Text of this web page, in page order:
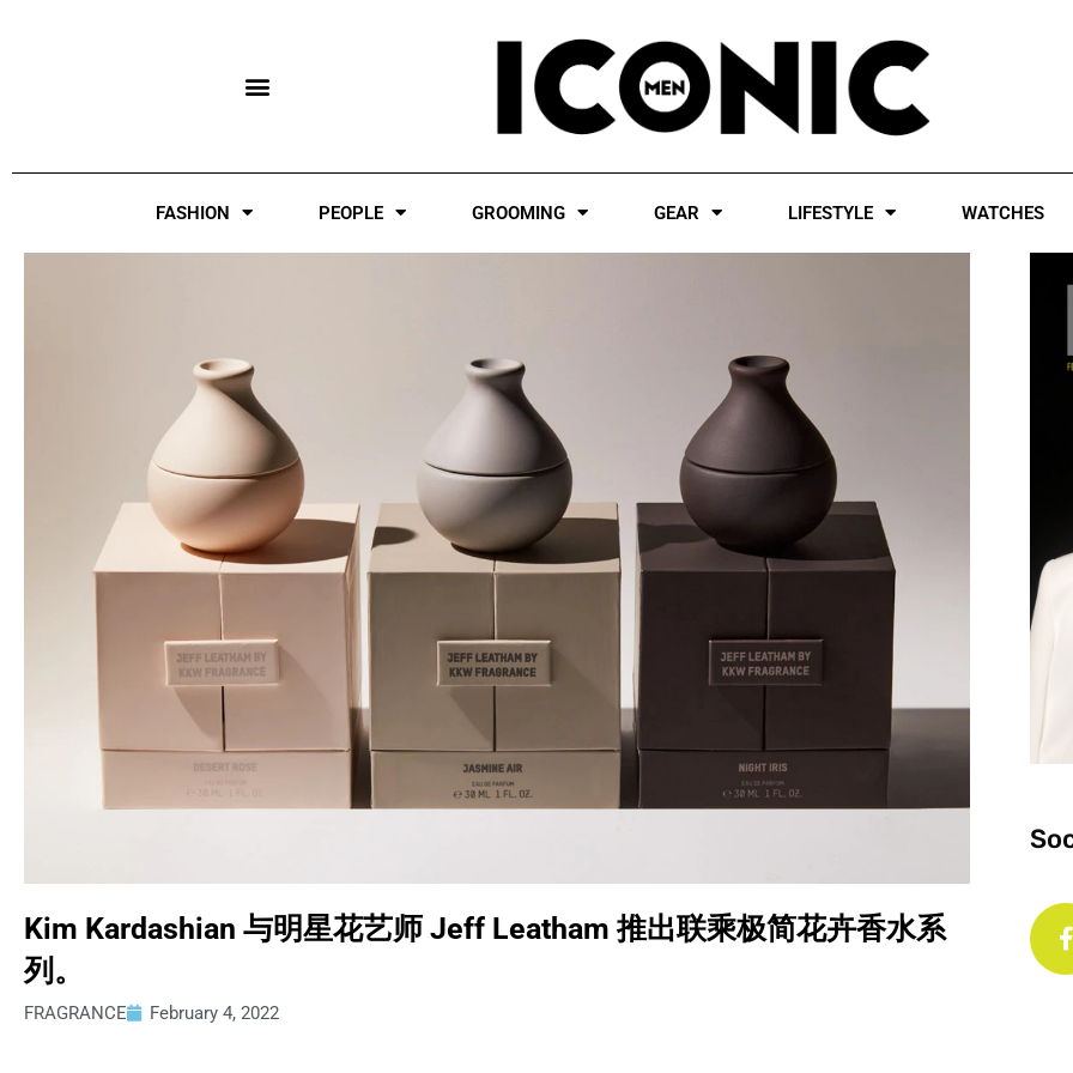
FASHION PEOPLE GROOMING GEAR LIFESTYLE WATCHES
Kim Kardashian 与明星花艺师 Jeff Leatham 推出联乘极简花卉香水系
列。
FRAGRANCE February 4, 2022
c